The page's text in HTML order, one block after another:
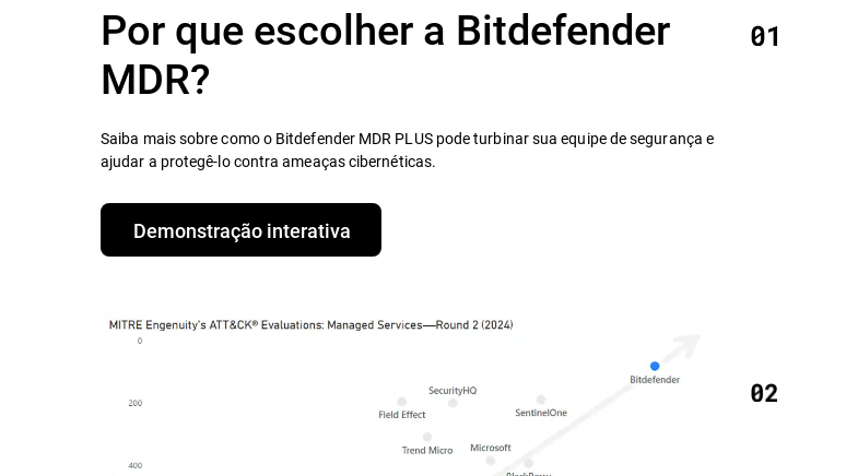
Por que escolher a Bitdefender
MDR?
Saiba mais sobre como o Bitdefender MDR PLUS pode turbinar sua equipe de segurança e
ajudar a protegê-lo contra ameaças cibernéticas.
Demonstração interativa